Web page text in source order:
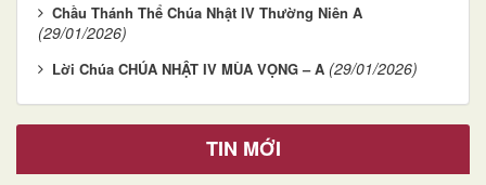
Chầu Thánh Thể Chúa Nhật IV Thường Niên A
(29/01/2026)
Lời Chúa CHÚA NHẬT IV MÙA VỌNG – A (29/01/2026)
TIN MỚI